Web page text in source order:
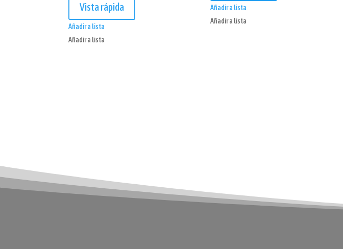
Vista rápida
Añadir a lista
Añadir a lista
Añadir a lista
Añadir a lista